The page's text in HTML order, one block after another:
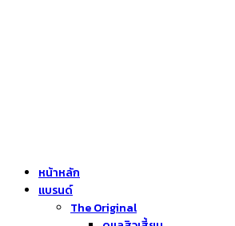
หน้าหลัก
แบรนด์
The Original